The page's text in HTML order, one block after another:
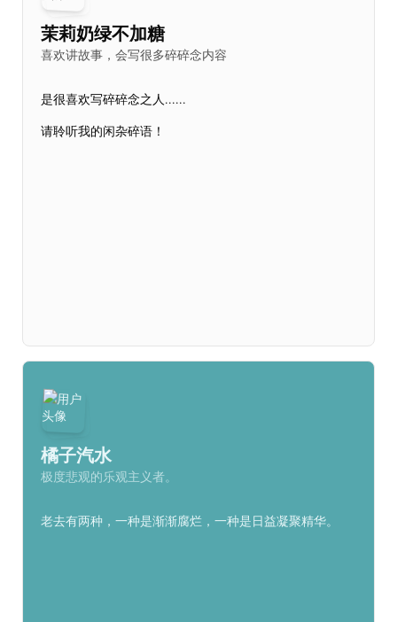
盗闲：出自对联“闲人免进贤人进，盗者莫来道者来”。果
能盗闲者，方可称道贤也！
居：纵为一言之堂、一人之居，只要不忘初心执着圆梦，
尽，谁人知某心？
八零后爱做黄粱梦的老男孩，生性狷介，有一种“不汲汲于
认为自己不是平凡之人。纵不遇天时、明主、相知，仍矢
志不渝、直面天命、自得其乐。在近乎自卑的自信、自负
老去的时候，可以骄傲地对自己说：“这个世界，我来
茉莉奶绿不加糖
喜欢讲故事，会写很多碎碎念内容
是很喜欢写碎碎念之人......
请聆听我的闲杂碎语！
橘子汽水
极度悲观的乐观主义者。
老去有两种，一种是渐渐腐烂，一种是日益凝聚精华。